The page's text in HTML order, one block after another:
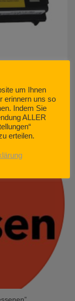
Nicht.
um Ihnen
erinnern uns so
Indem Sie
ALLER
erteilen.